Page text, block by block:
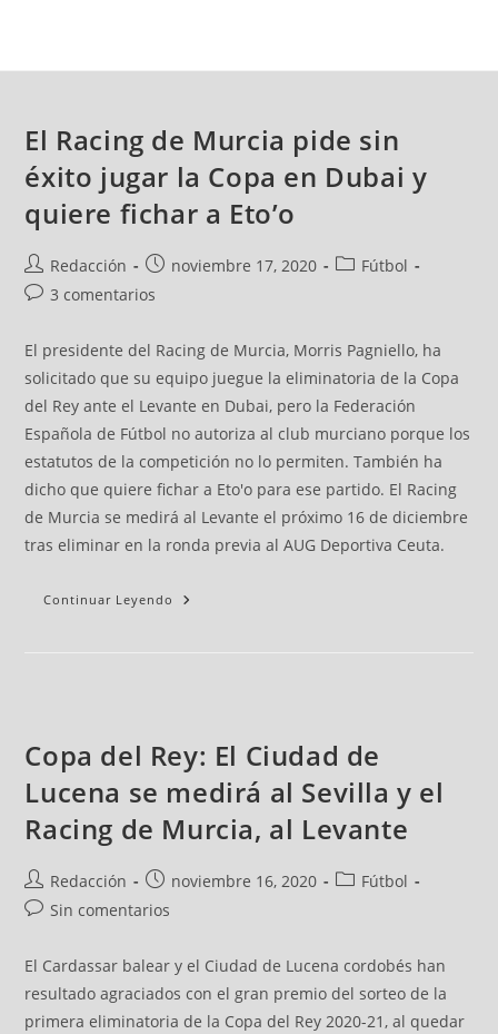
El Racing de Murcia pide sin
éxito jugar la Copa en Dubai y
quiere fichar a Eto’o
Redacción noviembre 17, 2020
Fútbol
3 comentarios
El presidente del Racing de Murcia, Morris Pagniello, ha
solicitado que su equipo juegue la eliminatoria de la Copa
del Rey ante el Levante en Dubai, pero la Federación
Española de Fútbol no autoriza al club murciano porque los
estatutos de la competición no lo permiten. También ha
dicho que quiere fichar a Eto'o para ese partido. El Racing
de Murcia se medirá al Levante el próximo 16 de diciembre
tras eliminar en la ronda previa al AUG Deportiva Ceuta.
Continuar Leyendo
Copa del Rey: El Ciudad de
Lucena se medirá al Sevilla y el
Racing de Murcia, al Levante
Redacción noviembre 16, 2020
Fútbol
Sin comentarios
El Cardassar balear y el Ciudad de Lucena cordobés han
resultado agraciados con el gran premio del sorteo de la
primera eliminatoria de la Copa del Rey 2020-21, al quedar